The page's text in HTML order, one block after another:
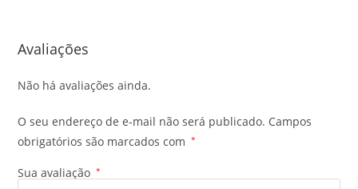
Avaliações
Não há avaliações ainda.
O seu endereço de e-mail não será publicado. Campos
obrigatórios são marcados com
*
Sua avaliação *